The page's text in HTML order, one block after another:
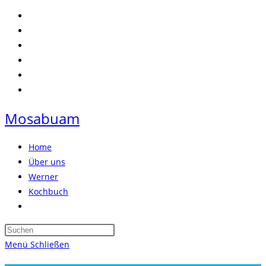
Zum
Inhalt
springen
Mosabuam
Home
Über uns
Werner
Kochbuch
umschalten
Press
Menü Schließen